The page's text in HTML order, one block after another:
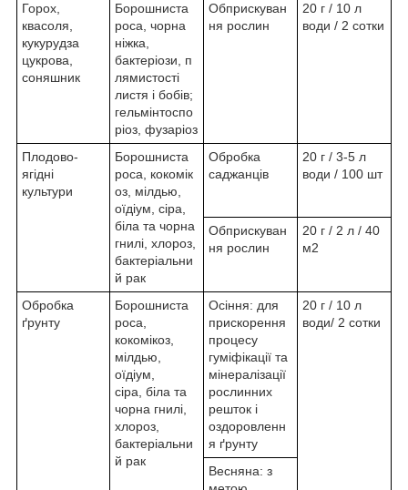
Горох,
квасоля,
кукурудза
цукрова,
соняшник
Борошниста
роса, чорна
ніжка,
бактеріози, п
лямистості
листя і бобів;
гельмінтоспо
ріоз, фузаріоз
Обприскуван
ня рослин
20 г / 10 л
води / 2 сотки
Плодово-
ягідні
культури
Борошниста
роса, кокомік
оз, мілдью,
оїдіум, сіра,
біла та чорна
гнилі, хлороз,
бактеріальни
й рак
Обробка
саджанців
20 г / 3-5 л
води / 100 шт
Обприскуван
ня рослин
20 г / 2 л / 40
м2
Обробка
ґрунту
Борошниста
роса,
кокомікоз,
мілдью,
оїдіум,
сіра, біла та
чорна гнилі,
хлороз,
бактеріальни
й рак
Осіння: для
прискорення
процесу
гуміфікації та
мінералізації
рослинних
решток і
оздоровленн
я ґрунту
20 г / 10 л
води/ 2 сотки
Весняна: з